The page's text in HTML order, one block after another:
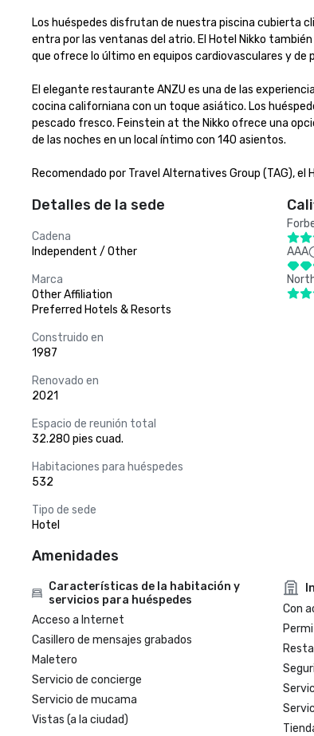
Los huéspedes disfrutan de nuestra piscina cubierta
entra por las ventanas del atrio. El Hotel Nikko
que ofrece lo último en equipos cardiovasculares y de
El elegante restaurante ANZU es una de las
cocina californiana con un toque asiático. Los
pescado fresco. Feinstein at the Nikko ofrece una
de las noches en un local íntimo con 140 asientos.
Recomendado por Travel Alternatives Group (TAG), el
Detalles de la sede
Cadena
Independent / Other
Marca
Other Affiliation
Preferred Hotels & Resorts
Construido en
1987
Renovado en
2021
Espacio de reunión total
32.280 pies cuad.
Habitaciones para huéspedes
532
Tipo de sede
Hotel
AAA
Amenidades
Características de la habitación y
servicios para huéspedes
Acceso a Internet
Casillero de mensajes grabados
Maletero
Servicio de concierge
Servicio de mucama
Vistas (a la ciudad)
Con